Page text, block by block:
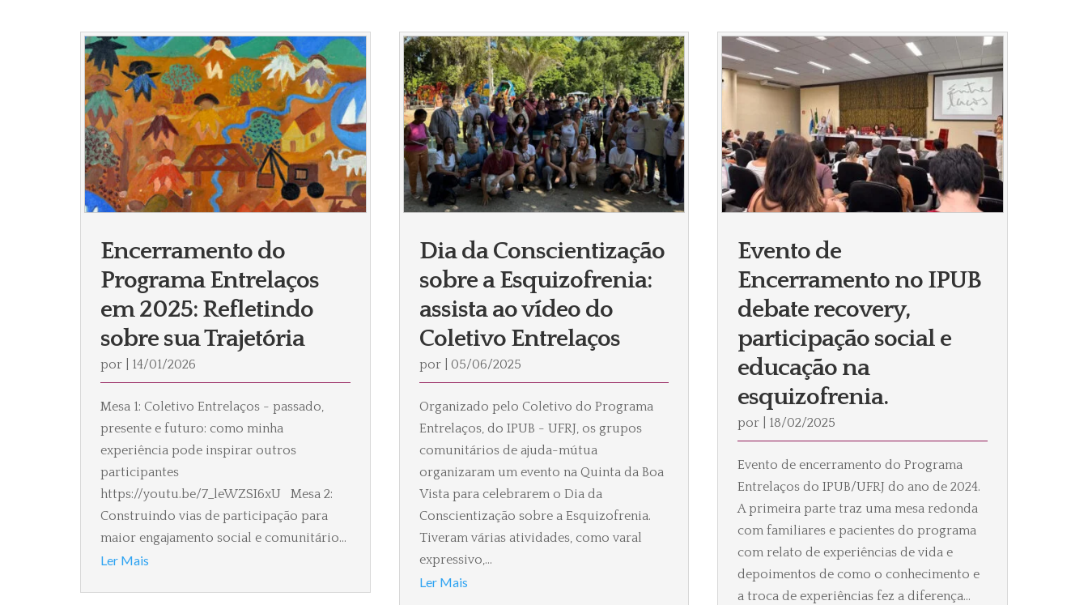
Encerramento do
Programa Entrelaços
em 2025: Refletindo
sobre sua Trajetória
por 14/01/2026
Mesa 1: Coletivo Entrelaços - passado,
presente e futuro: como minha
experiência pode inspirar outros
participantes
https://youtu.be/7_leWZSI6xU Mesa 2:
Construindo vias de participação para
maior engajamento social e comunitário...
Ler Mais
Dia da Conscientização
sobre a Esquizofrenia:
assista ao vídeo do
Coletivo Entrelaços
por 05/06/2025
Organizado pelo Coletivo do Programa
Entrelaços, do IPUB - UFRJ, os grupos
comunitários de ajuda-mútua
organizaram um evento na Quinta da Boa
Vista para celebrarem o Dia da
Conscientização sobre a Esquizofrenia.
Tiveram várias atividades, como varal
expressivo,...
Ler Mais
Evento de
Encerramento no IPUB
debate recovery,
participação social e
educação na
esquizofrenia.
por 18/02/2025
Evento de encerramento do Programa
Entrelaços do IPUB/UFRJ do ano de 2024.
A primeira parte traz uma mesa redonda
com familiares e pacientes do programa
com relato de experiências de vida e
depoimentos de como o conhecimento e
a troca de experiências fez a diferença...